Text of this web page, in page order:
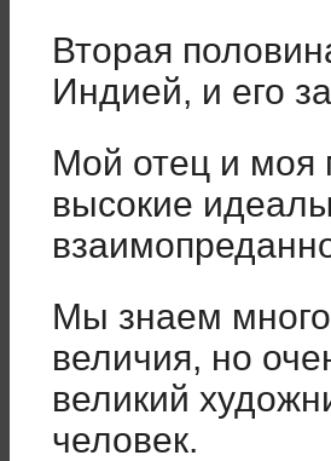
Вторая
Индией, и его
Мой отец и моя
высокие
Мы знаем много
величия, но
великий
человек.